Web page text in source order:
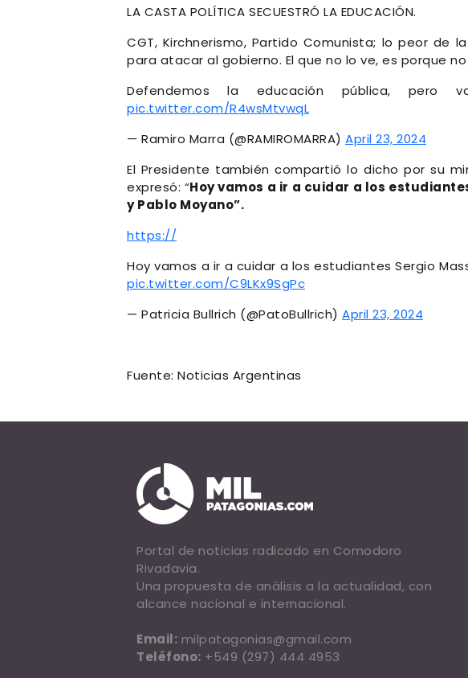
LA CASTA POLÍTICA SECUESTRÓ LA EDUCACIÓN.
CGT, Kirchnerismo, Partido Comunista; lo peor de
para atacar al gobierno. El que no lo ve, es porque
Defendemos la educación pública, pero
pic.twitter.com/R4wsMtvwqL
— Ramiro Marra (@RAMIROMARRA) April 23, 2024
El Presidente también compartió lo dicho por su
expresó: “Hoy vamos a ir a cuidar a los
y Pablo Moyano”.
https://
Hoy vamos a ir a cuidar a los estudiantes Sergio
pic.twitter.com/C9LKx9SgPc
— Patricia Bullrich (@PatoBullrich) April 23, 2024
Fuente: Noticias Argentinas
Portal de noticias radicado en Comodoro
Rivadavia.
Una propuesta de análisis a la actualidad, con
alcance nacional e internacional.
Email: milpatagonias@gmail.com
Teléfono: +549 (297) 444 4953